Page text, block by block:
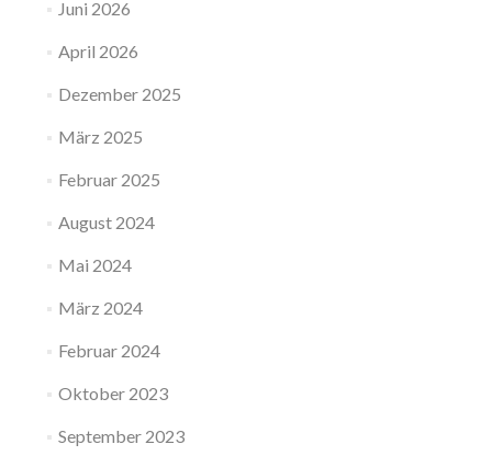
Juni 2026
April 2026
Dezember 2025
März 2025
Februar 2025
August 2024
Mai 2024
März 2024
Februar 2024
Oktober 2023
September 2023